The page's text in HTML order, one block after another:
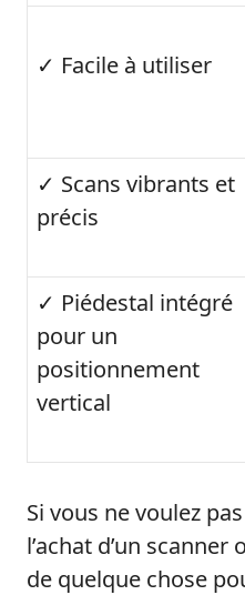
✓ Facile à utiliser
✓ Scans vibrants et
précis
✓ Piédestal intégré
pour un
positionnement
vertical
Si vous ne voulez
l’achat d’un
de quelque chose